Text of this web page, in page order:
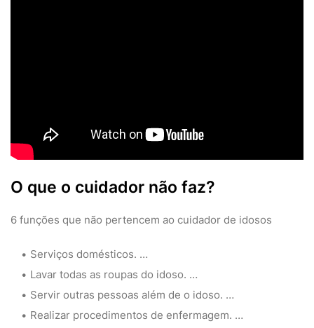
O que o cuidador não faz?
6 funções que não pertencem ao cuidador de idosos
Serviços domésticos. …
Lavar todas as roupas do idoso. …
Servir outras pessoas além de o idoso. …
Realizar procedimentos de enfermagem. …